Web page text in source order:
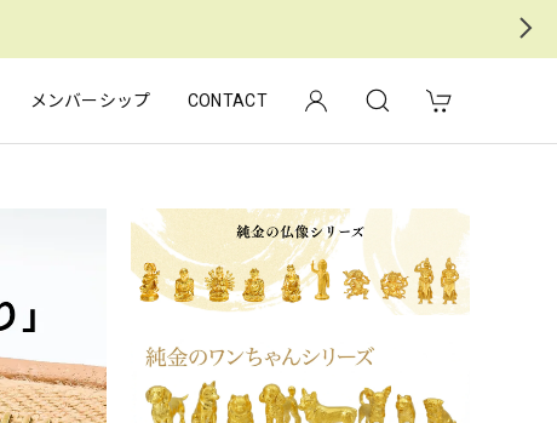
メンバーシップ CONTACT